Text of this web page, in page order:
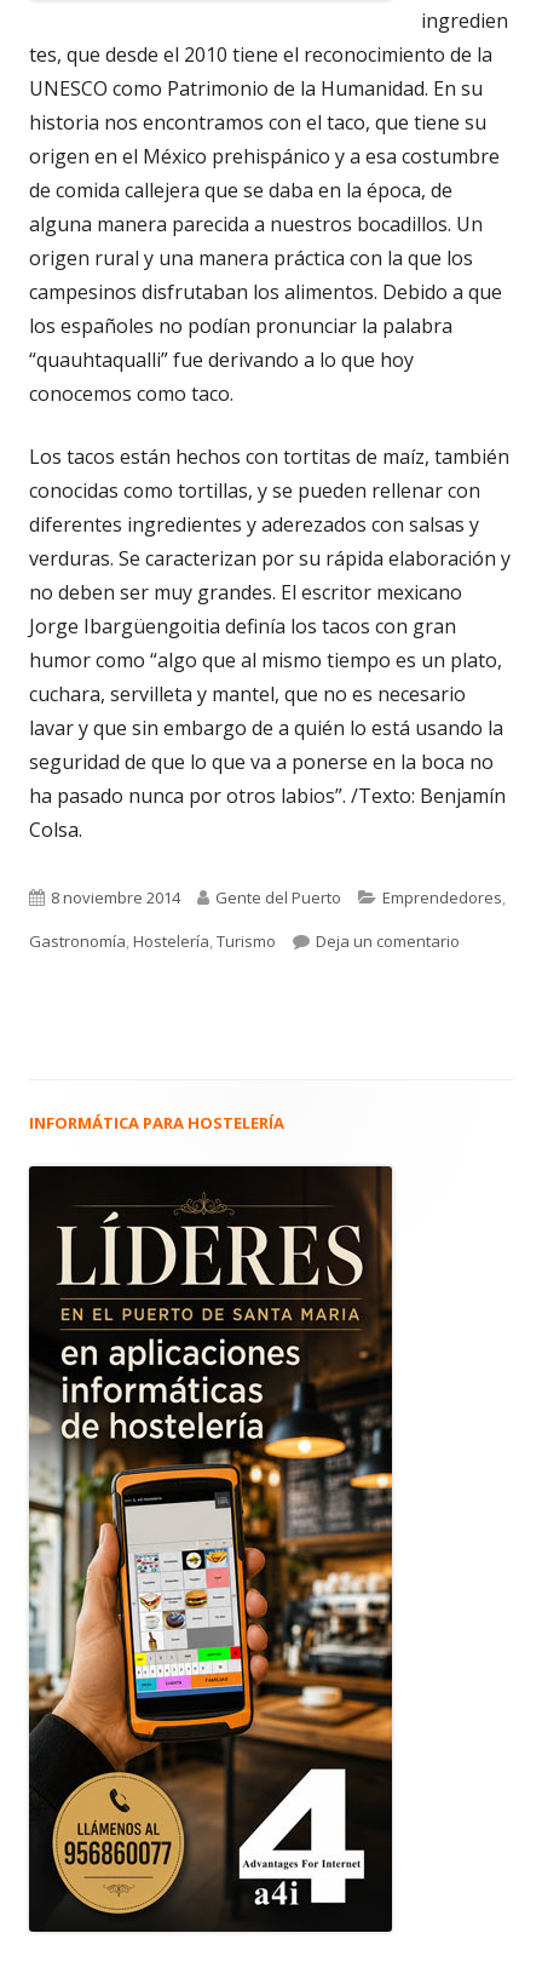
ingredien
tes, que desde el 2010 tiene el reconocimiento de la
UNESCO como Patrimonio de la Humanidad. En su
historia nos encontramos con el taco, que tiene su
origen en el México prehispánico y a esa costumbre
de comida callejera que se daba en la época, de
alguna manera parecida a nuestros bocadillos. Un
origen rural y una manera práctica con la que los
campesinos disfrutaban los alimentos. Debido a que
los españoles no podían pronunciar la palabra
“quauhtaqualli” fue derivando a lo que hoy
conocemos como taco.
Los tacos están hechos con tortitas de maíz, también
conocidas como tortillas, y se pueden rellenar con
diferentes ingredientes y aderezados con salsas y
verduras. Se caracterizan por su rápida elaboración y
no deben ser muy grandes. El escritor mexicano
Jorge Ibargüengoitia definía los tacos con gran
humor como “algo que al mismo tiempo es un plato,
cuchara, servilleta y mantel, que no es necesario
lavar y que sin embargo de a quién lo está usando la
seguridad de que lo que va a ponerse en la boca no
ha pasado nunca por otros labios”. /Texto: Benjamín
Colsa.
Publicado
el
8 noviembre 2014 Autor
Gente del Puerto Categorías
Emprendedores,
Gastronomía,Hostelería,Turismo Deja un comentario
Barra
principal
INFORMÁTICA PARA HOSTELERÍA